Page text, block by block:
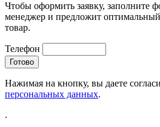
Чтобы оформить заявку, заполните
менеджер и предложит
товар.
Телефон
Нажимая на кнопку, вы даете
персональных данных.
.